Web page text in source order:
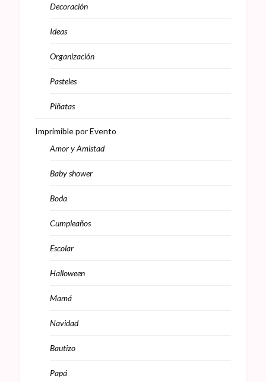
Decoración
Ideas
Organización
Pasteles
Piñatas
Imprimible por Evento
Amor y Amistad
Baby shower
Boda
Cumpleaños
Escolar
Halloween
Mamá
Navidad
Bautizo
Papá